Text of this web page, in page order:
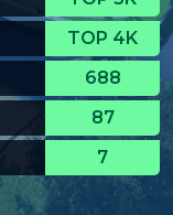
TOP 4K
688
87
7